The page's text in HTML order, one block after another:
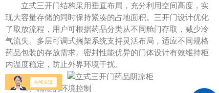
立式三开门结构采用垂直布局，充分利用空间高度，实
现大容量存储的同时保持紧凑的占地面积。三开门设计优化
了取放流程，用户可根据药品分类从不同舱门存取，减少冷
气流失。多层可调式搁架系统支持灵活布局，适应不同规格
药品包装的存放需求。密封性能优异的门体设计有效维持柜
内温度稳定，防止外界环境干扰。
​​二、精准的环境控制​​